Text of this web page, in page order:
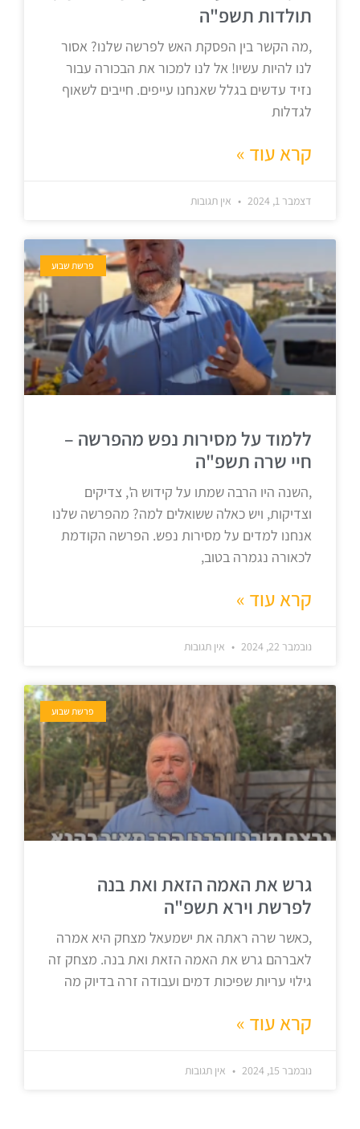
תולדות תשפ"ה
,מה הקשר בין הפסקת האש לפרשה שלנו? אסור
לנו להיות עשיו! אל לנו למכור את הבכורה עבור
נזיד עדשים בגלל שאנחנו עייפים. חייבים לשאוף
לגדלות
קרא עוד »
דצמבר 1, 2024 אין תגובות
פרשת שבוע
ללמוד על מסירות נפש מהפרשה –
חיי שרה תשפ"ה
,השנה היו הרבה שמתו על קידוש ה', צדיקים
וצדיקות, ויש כאלה ששואלים למה? מהפרשה שלנו
אנחנו למדים על מסירות נפש. הפרשה הקודמת
לכאורה נגמרה בטוב,
קרא עוד »
נובמבר 22, 2024 אין תגובות
פרשת שבוע
גרש את האמה הזאת ואת בנה
לפרשת וירא תשפ"ה
,כאשר שרה ראתה את ישמעאל מצחק היא אמרה
לאברהם גרש את האמה הזאת ואת בנה. מצחק זה
גילוי עריות שפיכות דמים ועבודה זרה בדיוק מה
קרא עוד »
נובמבר 15, 2024 אין תגובות